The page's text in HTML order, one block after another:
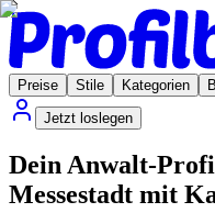
Preise Stile Kategorien
Jetzt loslegen
Dein Anwalt-
Messestadt mit